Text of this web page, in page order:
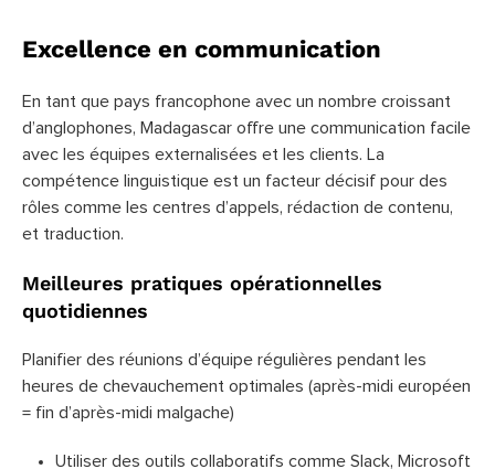
Excellence en communication
En tant que pays francophone avec un nombre croissant
d’anglophones, Madagascar offre une communication facile
avec les équipes externalisées et les clients. La
compétence linguistique est un facteur décisif pour des
rôles comme les centres d’appels, rédaction de contenu,
et traduction.
Meilleures pratiques opérationnelles
quotidiennes
Planifier des réunions d’équipe régulières pendant les
heures de chevauchement optimales (après-midi européen
= fin d’après-midi malgache)
Utiliser des outils collaboratifs comme Slack, Microsoft